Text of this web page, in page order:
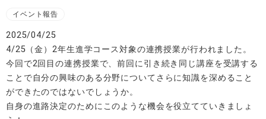
イベント報告
2025/04/25
4/25（金）2年生進学コース対象の連携授業が行われました。
今回で2回目の連携授業で、前回に引き続き同じ講座を受講する
ことで自分の興味のある分野についてさらに知識を深めること
ができたのではないでしょうか。
自身の進路決定のためにこのような機会を役立てていきましょ